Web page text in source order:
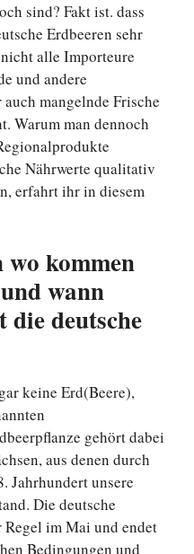
sind? Fakt ist. dass
Erdbeeren sehr
alle Importeure
und andere
mangelnde Frische
Warum man dennoch
Nährwerte qualitativ
erfahrt ihr in diesem
kommen
wann
die deutsche
keine Erd(Beere),
gehört dabei
aus denen durch
Jahrhundert unsere
Die deutsche
im Mai und endet
Bedingungen und